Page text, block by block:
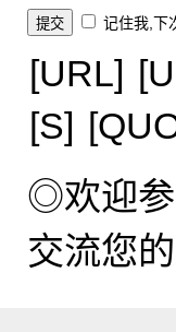
记住我,下
[URL]
[S]
◎欢迎参
交流您的